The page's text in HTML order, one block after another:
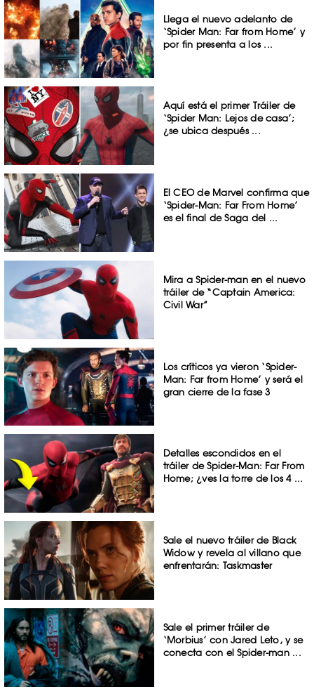
Llega el nuevo adelanto de
‘Spider Man: Far from Home’ y
por fin presenta a los ...
Aquí está el primer Tráiler de
‘Spider Man: Lejos de casa’;
¿se ubica después ...
El CEO de Marvel confirma que
‘Spider-Man: Far From Home’
es el final de Saga del ...
Mira a Spider-man en el nuevo
tráiler de “Captain America:
Civil War”
Los críticos ya vieron ‘Spider-
Man: Far from Home’ y será el
gran cierre de la fase 3
Detalles escondidos en el
tráiler de Spider-Man: Far From
Home; ¿ves la torre de los 4 ...
Sale el nuevo tráiler de Black
Widow y revela al villano que
enfrentarán: Taskmaster
Sale el primer tráiler de
‘Morbius’ con Jared Leto, y se
conecta con el Spider-man ...